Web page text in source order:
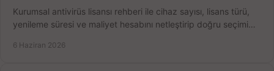
Kurumsal antivirüs lisansı rehberi ile cihaz sayısı, lisans türü,
yenileme süresi ve maliyet hesabını netleştirip doğru seçimi
6 Haziran 2026